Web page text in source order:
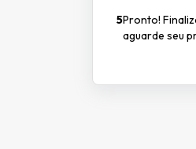
5Pronto!
aguarde seu